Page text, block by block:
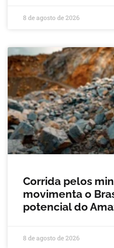
8 de agosto de 2026
Corrida pelos
movimenta o
potencial do
8 de agosto de 2026